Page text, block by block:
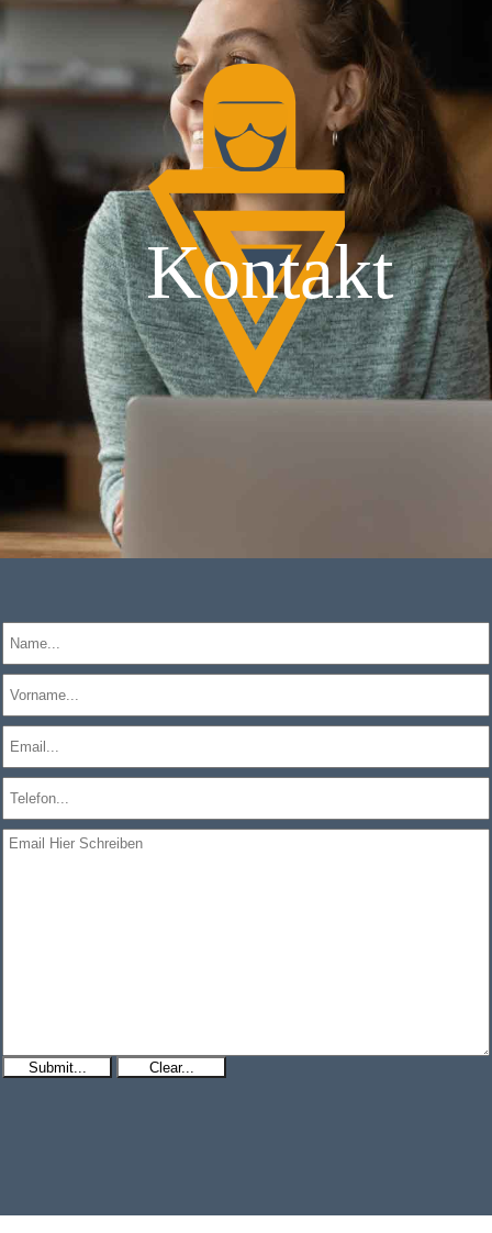
Kontakt
Submit... Clear...